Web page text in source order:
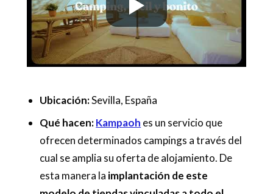
Ubicación:Sevilla, España
Qué hacen:Kampaoh es un servicio que
ofrecen determinados campings a través del
cual se amplia su oferta de alojamiento. De
esta manera la implantación de este